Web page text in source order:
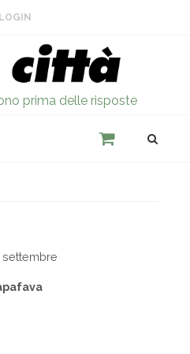
LOGIN
prima delle risposte
settembre